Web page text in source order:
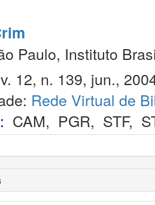
Paulo, Instituto
12, n. 139, jun.,
Rede Virtual de
CAM, PGR, STF,